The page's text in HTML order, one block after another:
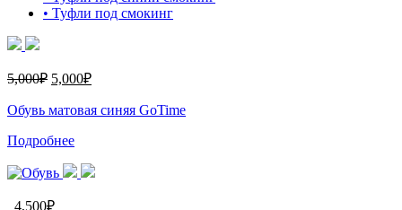
• Туфли под смокинг
5,000₽ 5,000₽
Обувь матовая синяя GoTime
Подробнее
4,500₽